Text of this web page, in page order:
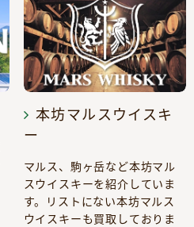
本坊マルスウイスキ
ー
マルス、駒ヶ岳など本坊マル
スウイスキーを紹介していま
す。リストにない本坊マルス
ウイスキーも買取しておりま